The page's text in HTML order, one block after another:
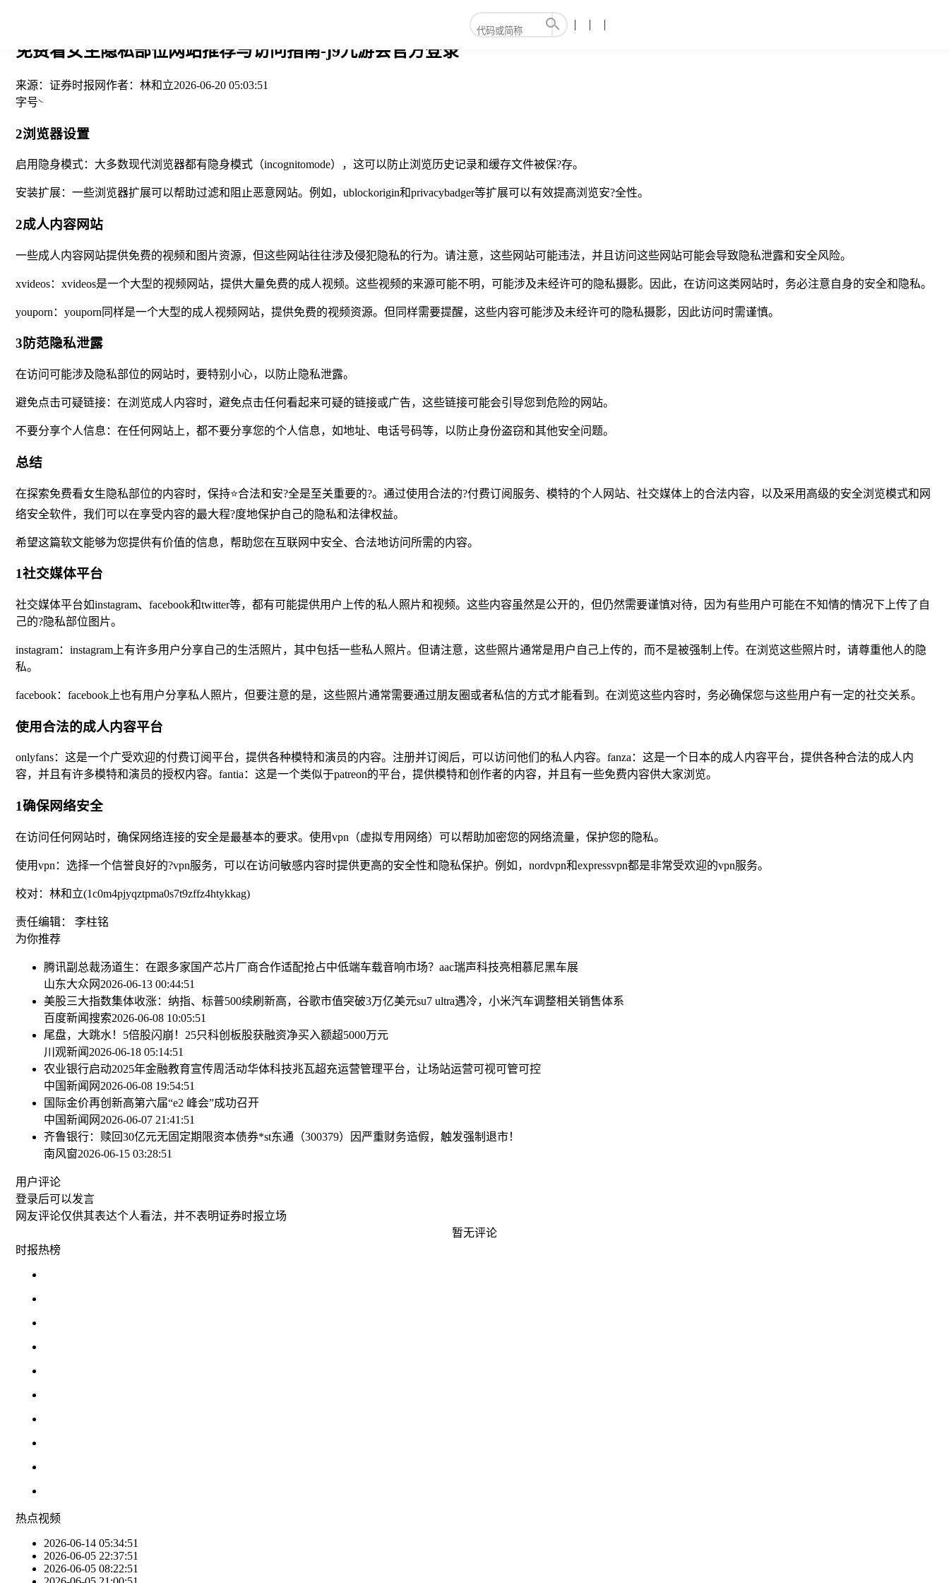
免费看女生隐私部位网站推荐与访问指南-j9九游会官方登录
来源： 证券时报网作者： 林和立2026-06-20 05:03:51
字号
2浏览器设置
启用隐身模式：大多数现代浏览器都有隐身模式（incognitomode），这可以防止浏览历史记录和缓存文件被保?存。
安装扩展：一些浏览器扩展可以帮助过滤和阻止恶意网站。例如，ublockorigin和privacybadger等扩展可以有效提高浏览安?全性。
2成人内容网站
一些成人内容网站提供免费的视频和图片资源，但这些网站往往涉及侵犯隐私的行为。请注意，这些网站可能违法，并且访问这些网站可能会导致隐私泄露和安全风险。
xvideos：xvideos是一个大型的视频网站，提供大量免费的成人视频。这些视频的来源可能不明，可能涉及未经许可的隐私摄影。因此，在访问这类网站时，务必注意自身的安全和隐私。
youporn：youporn同样是一个大型的成人视频网站，提供免费的视频资源。但同样需要提醒，这些内容可能涉及未经许可的隐私摄影，因此访问时需谨慎。
3防范隐私泄露
在访问可能涉及隐私部位的网站时，要特别小心，以防止隐私泄露。
避免点击可疑链接：在浏览成人内容时，避免点击任何看起来可疑的链接或广告，这些链接可能会引导您到危险的网站。
不要分享个人信息：在任何网站上，都不要分享您的个人信息，如地址、电话号码等，以防止身份盗窃和其他安全问题。
总结
在探索免费看女生隐私部位的内容时，保持⭐合法和安?全是至关重要的?。通过使用合法的?付费订阅服务、模特的个人网站、社交媒体上的合法内容，以及采用高级的安全浏览模式和网
络安全软件，我们可以在享受内容的最大程?度地保护自己的隐私和法律权益。
希望这篇软文能够为您提供有价值的信息，帮助您在互联网中安全、合法地访问所需的内容。
1社交媒体平台
社交媒体平台如instagram、facebook和twitter等，都有可能提供用户上传的私人照片和视频。这些内容虽然是公开的，但仍然需要谨慎对待，因为有些用户可能在不知情的情况下上传了自
己的?隐私部位图片。
instagram：instagram上有许多用户分享自己的生活照片，其中包括一些私人照片。但请注意，这些照片通常是用户自己上传的，而不是被强制上传。在浏览这些照片时，请尊重他人的隐
私。
facebook：facebook上也有用户分享私人照片，但要注意的是，这些照片通常需要通过朋友圈或者私信的方式才能看到。在浏览这些内容时，务必确保您与这些用户有一定的社交关系。
使用合法的成人内容平台
onlyfans：这是一个广受欢迎的付费订阅平台，提供各种模特和演员的内容。注册并订阅后，可以访问他们的私人内容。fanza：这是一个日本的成人内容平台，提供各种合法的成人内
容，并且有许多模特和演员的授权内容。fantia：这是一个类似于patreon的平台，提供模特和创作者的内容，并且有一些免费内容供大家浏览。
1确保网络安全
在访问任何网站时，确保网络连接的安全是最基本的要求。使用vpn（虚拟专用网络）可以帮助加密您的网络流量，保护您的隐私。
使用vpn：选择一个信誉良好的?vpn服务，可以在访问敏感内容时提供更高的安全性和隐私保护。例如，nordvpn和expressvpn都是非常受欢迎的vpn服务。
校对：林和立(1c0m4pjyqztpma0s7t9zffz4htykkag)
责任编辑： 李柱铭
为你推荐
腾讯副总裁汤道生：在跟多家国产芯片厂商合作适配抢占中低端车载音响市场？aac瑞声科技亮相慕尼黑车展
山东大众网 2026-06-13 00:44:51
美股三大指数集体收涨：纳指、标普500续刷新高，谷歌市值突破3万亿美元su7 ultra遇冷，小米汽车调整相关销售体系
百度新闻搜索2026-06-08 10:05:51
尾盘，大跳水！5倍股闪崩！ 25只科创板股获融资净买入额超5000万元
川观新闻 2026-06-18 05:14:51
农业银行启动2025年金融教育宣传周活动华体科技兆瓦超充运营管理平台，让场站运营可视可管可控
中国新闻网 2026-06-08 19:54:51
国际金价再创新高第六届“e2 峰会”成功召开
中国新闻网 2026-06-07 21:41:51
齐鲁银行：赎回30亿元无固定期限资本债券*st东通（300379）因严重财务造假，触发强制退市！
南风窗2026-06-15 03:28:51
用户评论
登录后可以发言
网友评论仅供其表达个人看法，并不表明证券时报立场
暂无评论
时报热榜
热点视频
2026-06-14 05:34:51
2026-06-05 22:37:51
2026-06-05 08:22:51